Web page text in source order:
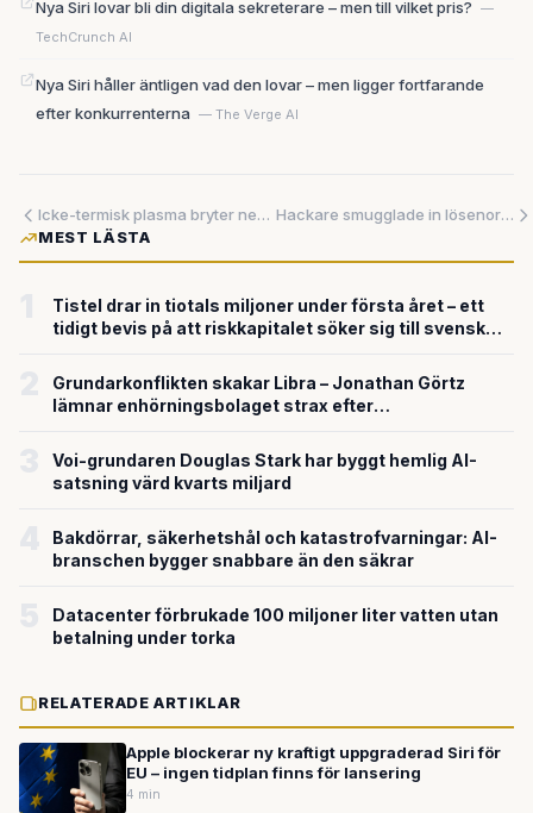
Nya Siri lovar bli din digitala sekreterare – men till vilket pris? —
TechCrunch AI
Nya Siri håller äntligen vad den lovar – men ligger fortfarande
efter konkurrenterna — The Verge AI
Icke-termisk plasma bryter ned metan och humle odlas inomhus – ny teknik tar sig an livsmedelssektorns klimatutsläpp
Hackare smugglade in lösenordstjuv i Microsofts öppna källkodsprojekt – okänt antal utvecklare drabbade
MEST LÄSTA
Tistel drar in tiotals miljoner under första året – ett
tidigt bevis på att riskkapitalet söker sig till svensk
Grundarkonflikten skakar Libra – Jonathan Görtz
lämnar enhörningsbolaget strax efter
Voi-grundaren Douglas Stark har byggt hemlig AI-
satsning värd kvarts miljard
Bakdörrar, säkerhetshål och katastrofvarningar: AI-
branschen bygger snabbare än den säkrar
Datacenter förbrukade 100 miljoner liter vatten utan
betalning under torka
RELATERADE ARTIKLAR
Apple blockerar ny kraftigt uppgraderad Siri för
EU – ingen tidplan finns för lansering
4 min